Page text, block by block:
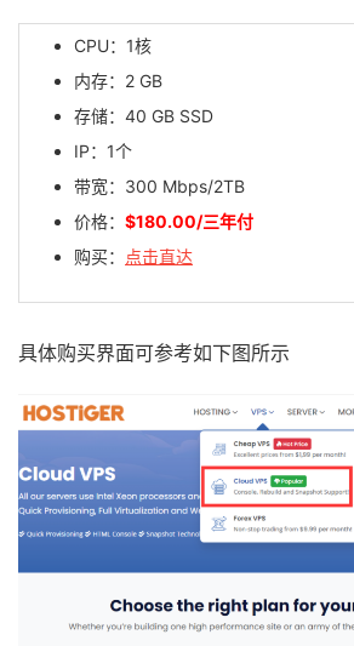
CPU：1核
内存：2 GB
存储：40 GB SSD
IP：1个
带宽：300 Mbps/2TB
价格： $180.00/三年付
购买：
点击直达
具体购买界面可参考如下图所示